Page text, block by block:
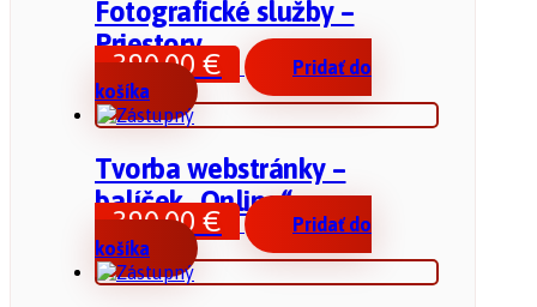
Fotografické služby –
Priestory
390,00 €
Pridať do
košíka
Tvorba webstránky –
balíček „Online“
390,00 €
Pridať do
košíka